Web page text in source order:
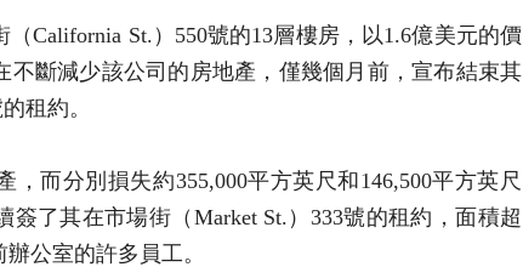
California St.）550號的13層樓房，以1.6億美元的價
不斷減少該公司的房地產，僅幾個月前，宣布結束其
租約。
而分別損失約355,000平方英尺和146,500平方英尺
了其在市場街（Market St.）333號的租約，面積超
公室的許多員工。